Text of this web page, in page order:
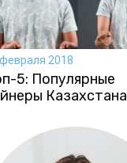
2018
5: Популярные
Казахстана